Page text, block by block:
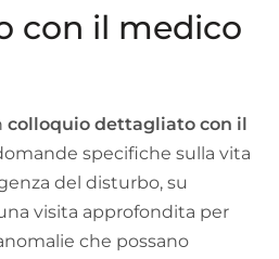
con il medico
colloquio dettagliato con il
specifiche sulla vita
del disturbo, su
visita approfondita per
che possano